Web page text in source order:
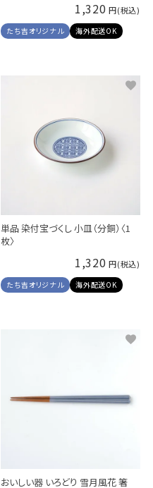
1,320
たち吉オリジナル 海外配送OK
単品 染付宝づくし 小皿（分銅）〈1
枚〉
1,320
たち吉オリジナル 海外配送OK
おいしい器 いろどり 雪月風花 箸